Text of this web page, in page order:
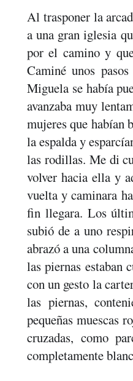
Al trasponer la
a una gran iglesia
por el camino y
Caminé unos
Miguela se había
avanzaba muy
mujeres que habían
la espalda y
las rodillas. Me di
volver hacia ella y
vuelta y caminara
fin llegara. Los
subió de a uno
abrazó a una
las piernas estaban
con un gesto la
las piernas,
pequeñas muescas
cruzadas, como
completamente